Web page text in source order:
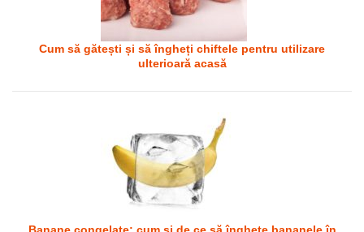
Cum să gătești și să îngheți chiftele pentru utilizare
ulterioară acasă
Banane congelate: cum și de ce să înghețe bananele în